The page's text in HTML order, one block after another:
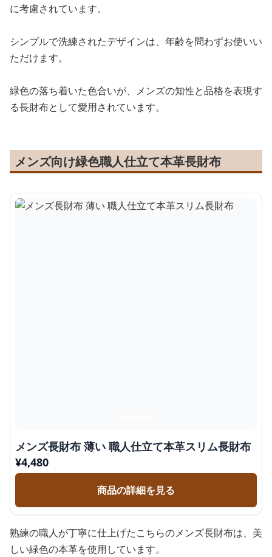
に考慮されています。
シンプルで洗練されたデザインは、年齢を問わずお使いい
ただけます。
緑色の落ち着いた色合いが、メンズの知性と品格を表現す
る長財布として愛用されています。
メンズ向け緑色職人仕立て本革長財布
メンズ長財布 薄い 職人仕立て本革スリム長財布
¥4,480
商品の詳細を見る
熟練の職人が丁寧に仕上げたこちらのメンズ長財布は、美
しい緑色の本革を使用しています。